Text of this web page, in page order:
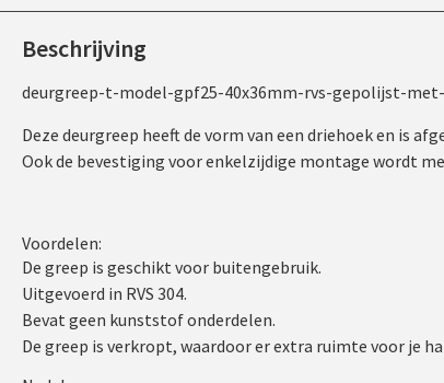
Beschrijving
deurgreep-t-model-gpf25-40x36mm-rvs-gepolijst-met-
Deze deurgreep heeft de vorm van een driehoek en is
Ook de bevestiging voor enkelzijdige montage wordt
Voordelen:
De greep is geschikt voor buitengebruik.
Uitgevoerd in RVS 304.
Bevat geen kunststof onderdelen.
De greep is verkropt, waardoor er extra ruimte voor je